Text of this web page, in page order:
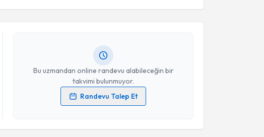
Bu uzmandan online randevu alabileceğin bir
takvimi bulunmuyor.
Randevu Talep Et
Kişisel verilerimin işlenmesine ilişkinAydınlatma Metni
işlenmesini kabul ediyorum.
Randevu Takvimi Talebi